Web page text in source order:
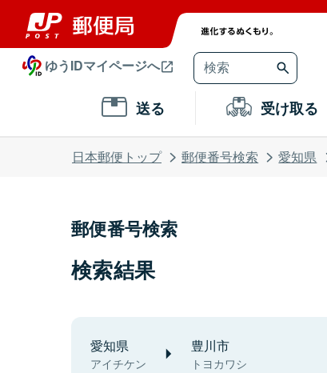
ゆうIDマイページへ
送る 受け取る
日本郵便トップ 郵便番号検索 愛知県
郵便番号検索
検索結果
愛知県
アイチケン
豊川市
トヨカワシ